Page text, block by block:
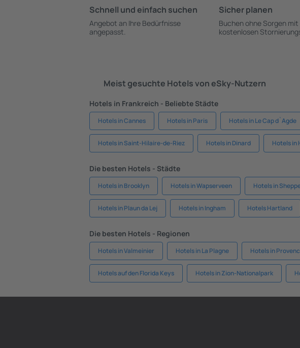
Schnell und einfach suchen
Angebot an Ihre Bedürfnisse
angepasst.
Sicher planen
Buchen ohne Sorgen
kostenlosen
Meist gesuchte Hotels von eSky-Nutzern
Hotels in Frankreich - Beliebte Städte
Hotels in Cannes Hotels in Paris Hotels in Le Cap d`Agde
Hotels in Saint-Hilaire-de-Riez Hotels in Dinard Hotels in
Die besten Hotels - Städte
Hotels in Brooklyn Hotels in Wapserveen Hotels in
Hotels in Plaun da Lej Hotels in Ingham Hotels Hartland
Die besten Hotels - Regionen
Hotels in Valmeinier Hotels in La Plagne Hotels in
Hotels auf den Florida Keys Hotels in Zion-Nationalpark